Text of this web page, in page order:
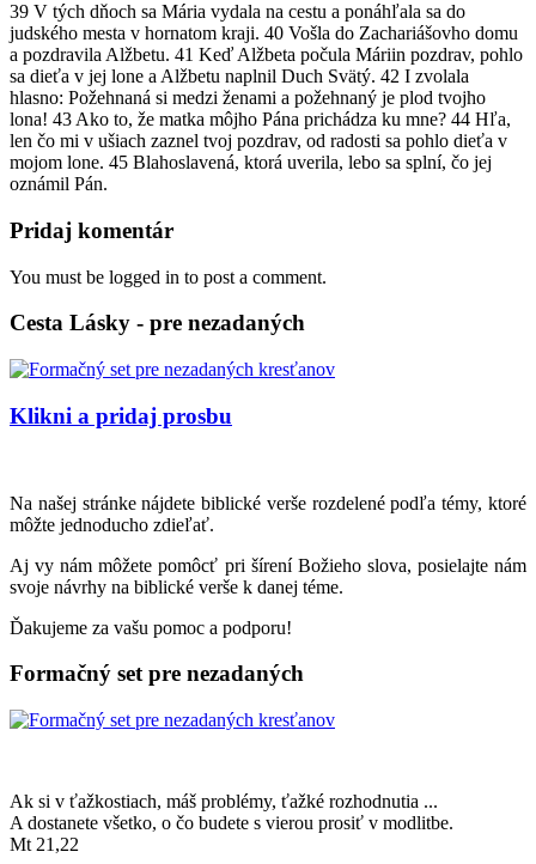
39 V tých dňoch sa Mária vydala na cestu a ponáhľala sa do
judského mesta v hornatom kraji. 40 Vošla do Zachariášovho domu
a pozdravila Alžbetu. 41 Keď Alžbeta počula Máriin pozdrav, pohlo
sa dieťa v jej lone a Alžbetu naplnil Duch Svätý. 42 I zvolala
hlasno: Požehnaná si medzi ženami a požehnaný je plod tvojho
lona! 43 Ako to, že matka môjho Pána prichádza ku mne? 44 Hľa,
len čo mi v ušiach zaznel tvoj pozdrav, od radosti sa pohlo dieťa v
mojom lone. 45 Blahoslavená, ktorá uverila, lebo sa splní, čo jej
oznámil Pán.
Pridaj komentár
You must be logged in to post a comment.
Cesta Lásky - pre nezadaných
Klikni a pridaj prosbu
Na našej stránke nájdete biblické verše rozdelené podľa témy, ktoré
môžte jednoducho zdieľať.
Aj vy nám môžete pomôcť pri šírení Božieho slova, posielajte nám
svoje návrhy na biblické verše k danej téme.
Ďakujeme za vašu pomoc a podporu!
Formačný set pre nezadaných
Ak si v ťažkostiach, máš problémy, ťažké rozhodnutia ...
A dostanete všetko, o čo budete s vierou prosiť v modlitbe.
Mt 21,22